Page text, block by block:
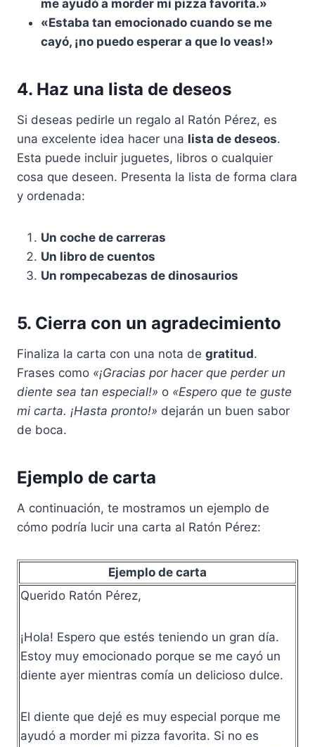
me ayudó a morder mi pizza favorita.»
«Estaba tan emocionado cuando se me
cayó, ¡no puedo esperar a que lo veas!»
4. Haz una lista de deseos
Si deseas pedirle un regalo al Ratón Pérez, es
una excelente idea hacer una lista de deseos.
Esta puede incluir juguetes, libros o cualquier
cosa que deseen. Presenta la lista de forma clara
y ordenada:
Un coche de carreras
Un libro de cuentos
Un rompecabezas de dinosaurios
5. Cierra con un agradecimiento
Finaliza la carta con una nota de gratitud.
Frases como «¡Gracias por hacer que perder un
diente sea tan especial!» o «Espero que te guste
mi carta. ¡Hasta pronto!» dejarán un buen sabor
de boca.
Ejemplo de carta
A continuación, te mostramos un ejemplo de
cómo podría lucir una carta al Ratón Pérez:
Ejemplo de carta
Querido Ratón Pérez,
¡Hola! Espero que estés teniendo un gran día.
Estoy muy emocionado porque se me cayó un
diente ayer mientras comía un delicioso dulce.
El diente que dejé es muy especial porque me
ayudó a morder mi pizza favorita. Si no es